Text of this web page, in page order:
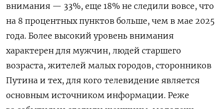
внимания — 33%, еще 18% не следили вовсе, что
на 8 процентных пунктов больше, чем в мае 2025
года. Более высокий уровень внимания
характерен для мужчин, людей старшего
возраста, жителей малых городов, сторонников
Путина и тех, для кого телевидение является
основным источником информации. Реже